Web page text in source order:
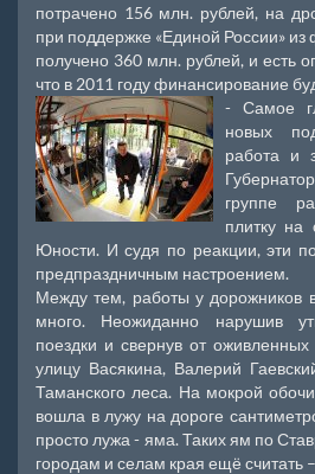
потрачено 156 млн. рублей, на
при поддержке «Единой России»
получено 360 млн. рублей, и есть
что в 2011 году финансирование
- Самое
новых
работа и
группе
плитку на
Юности. И судя по реакции, эти
предпраздничным настроением.
Между тем, работы у дорожников
много. Неожиданно нарушив
поездки и свернув от
улицу Васякина, Валерий
Таманского леса. На мокрой
вошла в лужу на дороге
просто лужа - яма. Таких ям по
городам и селам края ещё считать